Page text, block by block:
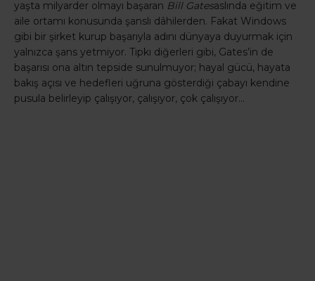
yaşta milyarder olmayı başaran Bill Gatesaslında eğitim ve
aile ortamı konusunda şanslı dâhilerden. Fakat Windows
gibi bir şirket kurup başarıyla adını dünyaya duyurmak için
yalnızca şans yetmiyor. Tıpkı diğerleri gibi, Gates’in de
başarısı ona altın tepside sunulmuyor; hayal gücü, hayata
bakış açısı ve hedefleri uğruna gösterdiği çabayı kendine
pusula belirleyip çalışıyor, çalışıyor, çok çalışıyor…